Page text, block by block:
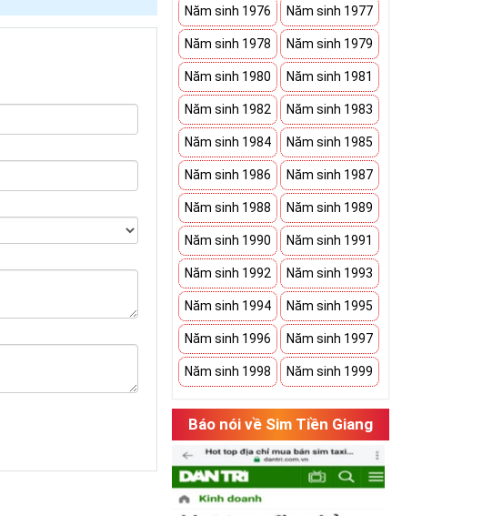
Năm sinh 1976 Năm sinh 1977
Năm sinh 1978 Năm sinh 1979
Năm sinh 1980 Năm sinh 1981
Năm sinh 1982 Năm sinh 1983
Năm sinh 1984 Năm sinh 1985
Năm sinh 1986 Năm sinh 1987
Năm sinh 1988 Năm sinh 1989
Năm sinh 1990 Năm sinh 1991
Năm sinh 1992 Năm sinh 1993
Năm sinh 1994 Năm sinh 1995
Năm sinh 1996 Năm sinh 1997
Năm sinh 1998 Năm sinh 1999
Báo nói về Sim Tiền Giang